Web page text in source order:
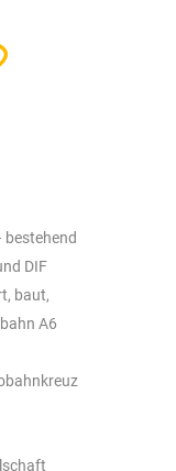
bestehend
DIF
baut,
A6